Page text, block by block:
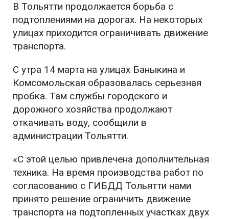
В Тольятти продолжается борьба с
подтоплениями на дорогах. На некоторых
улицах приходится ограничивать движение
транспорта.
С утра 14 марта на улицах Баныкина и
Комсомольская образовалась серьезная
пробка. Там службы городского и
дорожного хозяйства продолжают
откачивать воду, сообщили в
администрации Тольятти.
«С этой целью привлечена дополнительная
техника. На время производства работ по
согласованию с ГИБДД Тольятти нами
принято решение ограничить движение
транспорта на подтопленных участках двух